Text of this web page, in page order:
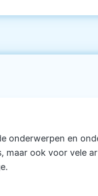
onderwerpen en
maar ook voor vele